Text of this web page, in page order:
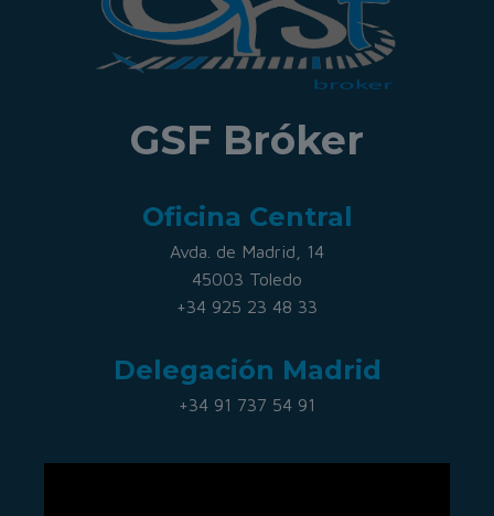
GSF Bróker
Oficina Central
Avda. de Madrid, 14
45003 Toledo
+34 925 23 48 33
Delegación Madrid
+34 91 737 54 91